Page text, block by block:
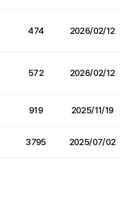
474 2026/02/12
572 2026/02/12
919 2025/11/19
3795 2025/07/02